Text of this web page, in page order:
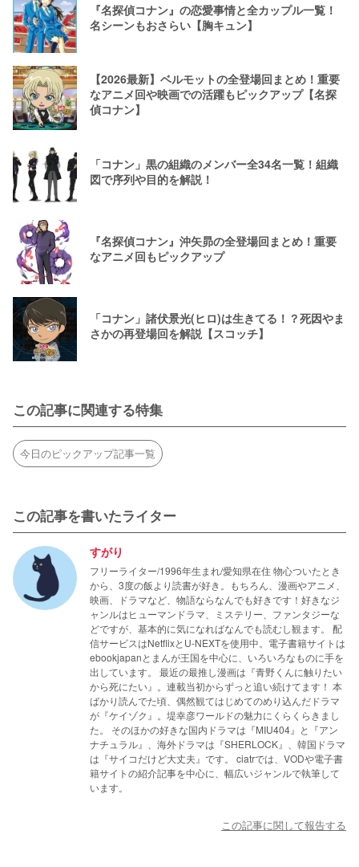
『名探偵コナン』の恋愛事情と全カップル一覧！
名シーンもおさらい【胸キュン】
【2026最新】ベルモットの全登場回まとめ！重要
なアニメ回や映画での活躍もピックアップ【名探
偵コナン】
「コナン」黒の組織のメンバー全34名一覧！組織
図で序列や目的を解説！
『名探偵コナン』沖矢昴の全登場回まとめ！重要
なアニメ回もピックアップ
「コナン」諸伏景光(ヒロ)は生きてる！？死因やま
さかの再登場回を解説【スコッチ】
この記事に関連する特集
今日のピックアップ記事一覧
この記事を書いたライター
すがり
フリーライター/1996年生まれ/愛知県在住 物心ついたとき
から、3度の飯より読書が好き。もちろん、漫画やアニメ、
映画、ドラマなど、物語ならなんでも好きです！好きなジ
ャンルはヒューマンドラマ、ミステリー、ファンタジーな
どですが、基本的に気になればなんでも読むし観ます。 配
信サービスはNetflixとU-NEXTを使用中。電子書籍サイトは
ebookjapanとまんが王国を中心に、いろいろなものに手を
出しています。 最近の最推し漫画は『青野くんに触りたい
から死にたい』。連載当初からずっと追い続けてます！ 本
ばかり読んでた頃、偶然観てはじめてのめり込んだドラマ
が『ケイゾク』。堤幸彦ワールドの魅力にくらくらきまし
た。 そのほかの好きな国内ドラマは『MIU404』と『アン
ナチュラル』、海外ドラマは『SHERLOCK』、韓国ドラマ
は『サイコだけど大丈夫』です。 ciatrでは、VODや電子書
籍サイトの紹介記事を中心に、幅広いジャンルで執筆して
います。
この記事に関して報告する